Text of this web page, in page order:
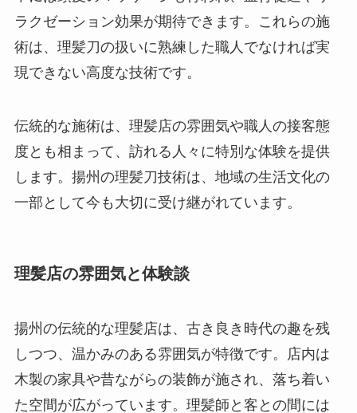
ラクゼーション効果が期待できます。これらの施
術は、理髪刀の扱いに熟練した職人でなければ実
現できない高度な技術です。
伝統的な施術は、理髪店の雰囲気や職人の接客態
度とも相まって、訪れる人々に特別な体験を提供
します。揚州の理髪刀技術は、地域の生活文化の
一部として今も大切に受け継がれています。
理髪店の雰囲気と体験談
揚州の伝統的な理髪店は、古き良き時代の趣を残
しつつ、温かみのある雰囲気が特徴です。店内は
木製の家具や昔ながらの装飾が施され、落ち着い
た空間が広がっています。理髪師と客との間には